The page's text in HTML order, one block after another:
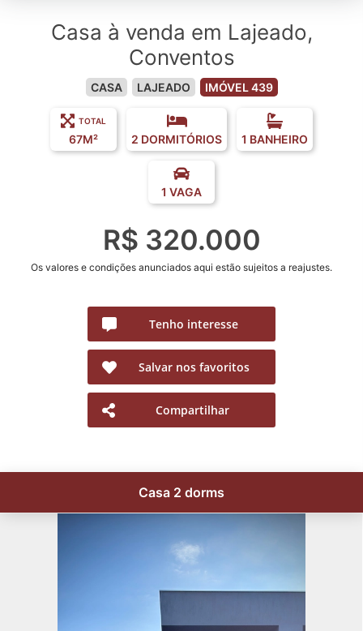
Casa à venda em Lajeado,
Conventos
CASA LAJEADO IMÓVEL 439
TOTAL
67M² 2 DORMITÓRIOS 1 BANHEIRO
1 VAGA
R$ 320.000
Os valores e condições anunciados aqui estão sujeitos a reajustes.
Tenho interesse
Salvar nos favoritos
Compartilhar
Casa 2 dorms